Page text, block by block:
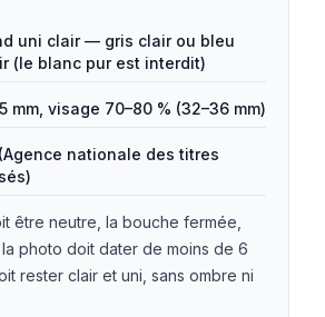
uni clair — gris clair ou bleu
(le blanc pur est interdit)
mm, visage 70–80 % (32–36 mm)
nationale des titres
être neutre, la bouche fermée,
photo doit dater de moins de 6
rester clair et uni, sans ombre ni